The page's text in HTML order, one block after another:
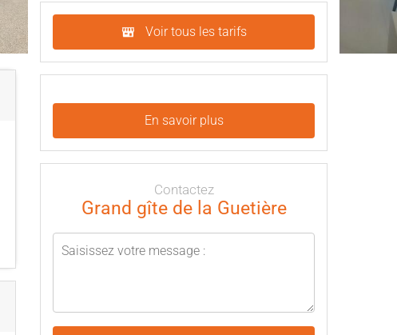
Voir tous les tarifs
En savoir plus
Contactez
Grand gîte de la Guetière